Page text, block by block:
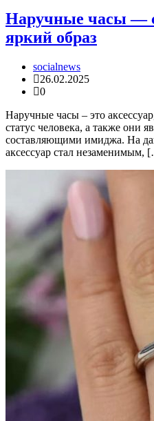
Наручные часы —
яркий образ
socialnews
26.02.2025
0
Наручные часы – это
статус человека, а также они
составляющими имиджа. На
аксессуар стал незаменимым,